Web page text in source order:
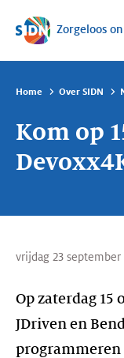
Sla navigatie
Zorgeloos
Home Over SIDN
Kom op
vrijdag 23 september
Op zaterdag 15
JDriven en
programmeren